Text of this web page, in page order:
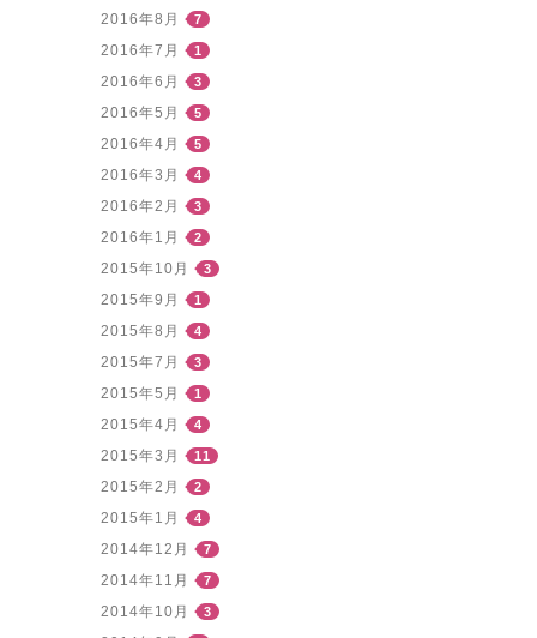
2016年8月 7
2016年7月 1
2016年6月 3
2016年5月 5
2016年4月 5
2016年3月 4
2016年2月 3
2016年1月 2
2015年10月 3
2015年9月 1
2015年8月 4
2015年7月 3
2015年5月 1
2015年4月 4
2015年3月 11
2015年2月 2
2015年1月 4
2014年12月 7
2014年11月 7
2014年10月 3